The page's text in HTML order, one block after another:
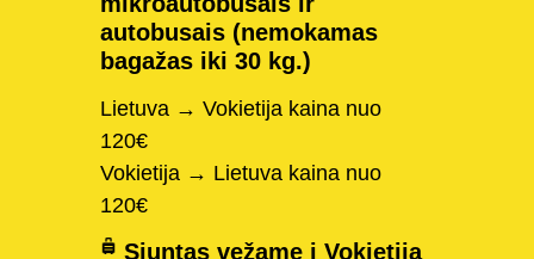
autobusais (nemokamas
bagažas iki 30 kg.)
Lietuva → Vokietija kaina nuo
120€
Vokietija → Lietuva kaina nuo
120€
Siuntas vežame į Vokietiją